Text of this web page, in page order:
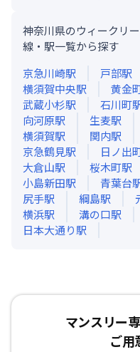
神奈川県のウィークリ
線・駅一覧から探す
京急川崎駅 戸部駅
横須賀中央駅 黄金
武蔵小杉駅 石川町
向河原駅 生麦駅
横須賀駅 関内駅
京急鶴見駅 日ノ出
大倉山駅 桜木町駅
小島新田駅 青葉台
尻手駅 綱島駅
横浜駅 溝の口駅
日本大通り駅
マンスリー
ご用